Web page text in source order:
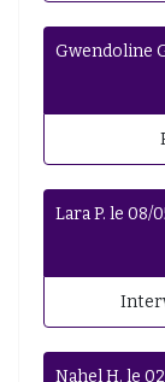
Gwendoline
Lara P. le 08/
Nahel H. le